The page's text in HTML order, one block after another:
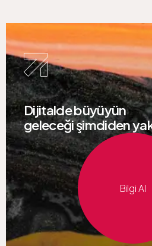
Dijitalde büyüyün
geleceği şimdiden
Bilgi Al